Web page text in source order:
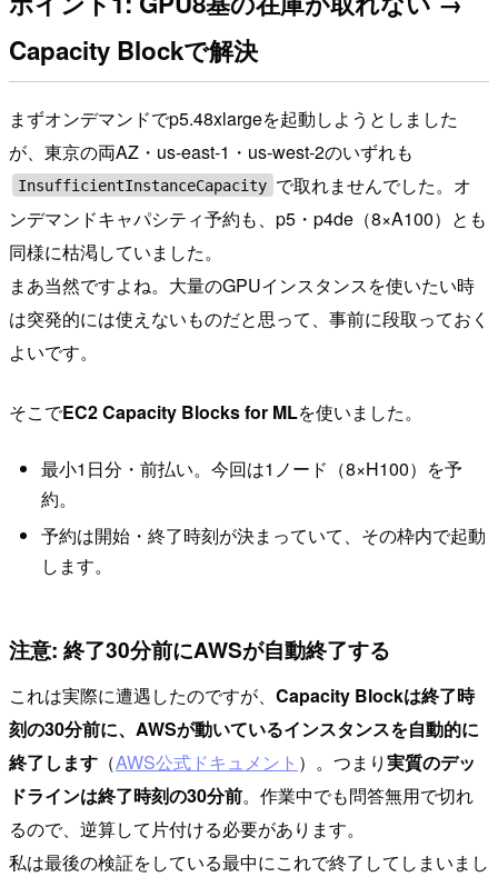
Capacity Blockで解決
まずオンデマンドでp5.48xlargeを起動しようとしました
が、東京の両AZ・us-east-1・us-west-2のいずれも
InsufficientInstanceCapacity で取れませんでした。オ
ンデマンドキャパシティ予約も、p5・p4de（8×A100）とも
同様に枯渇していました。
まあ当然ですよね。大量のGPUインスタンスを使いたい時
は突発的には使えないものだと思って、事前に段取っておく
よいです。
そこでEC2 Capacity Blocks for MLを使いました。
最小1日分・前払い。今回は1ノード（8×H100）を予
約。
予約は開始・終了時刻が決まっていて、その枠内で起動
します。
注意: 終了30分前にAWSが自動終了する
これは実際に遭遇したのですが、 Capacity Blockは終了時
刻の30分前に、AWSが動いているインスタンスを自動的に
終了します （AWS公式ドキュメント ）。つまり実質のデッ
ドラインは終了時刻の30分前。作業中でも問答無用で切れ
るので、逆算して片付ける必要があります。
私は最後の検証をしている最中にこれで終了してしまいまし